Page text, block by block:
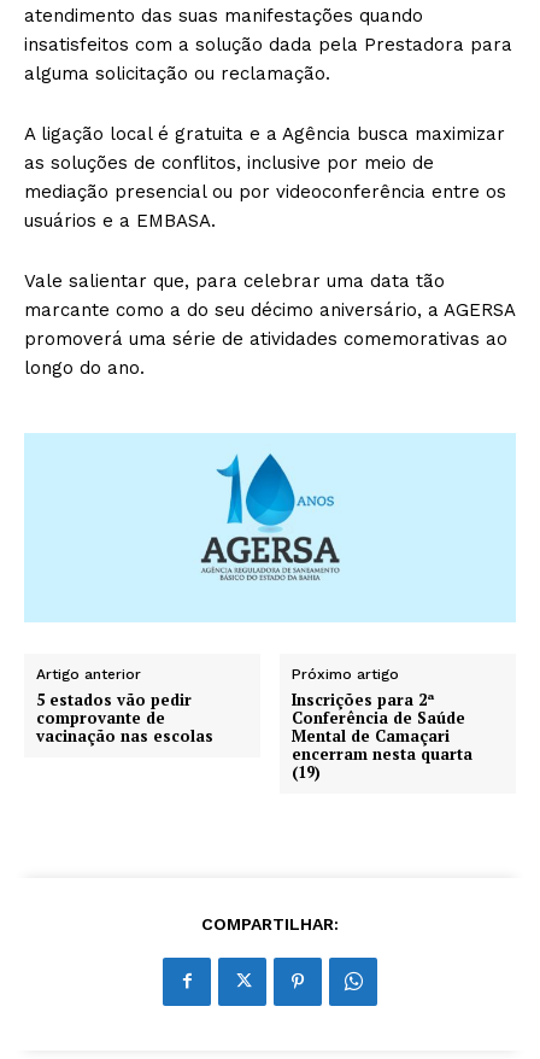
atendimento das suas manifestações quando
insatisfeitos com a solução dada pela Prestadora para
alguma solicitação ou reclamação.
A ligação local é gratuita e a Agência busca maximizar
as soluções de conflitos, inclusive por meio de
mediação presencial ou por videoconferência entre os
usuários e a EMBASA.
Vale salientar que, para celebrar uma data tão
marcante como a do seu décimo aniversário, a AGERSA
promoverá uma série de atividades comemorativas ao
longo do ano.
Artigo anterior
5 estados vão pedir
comprovante de
vacinação nas escolas
Próximo artigo
Inscrições para 2ª
Conferência de Saúde
Mental de Camaçari
encerram nesta quarta
(19)
COMPARTILHAR: